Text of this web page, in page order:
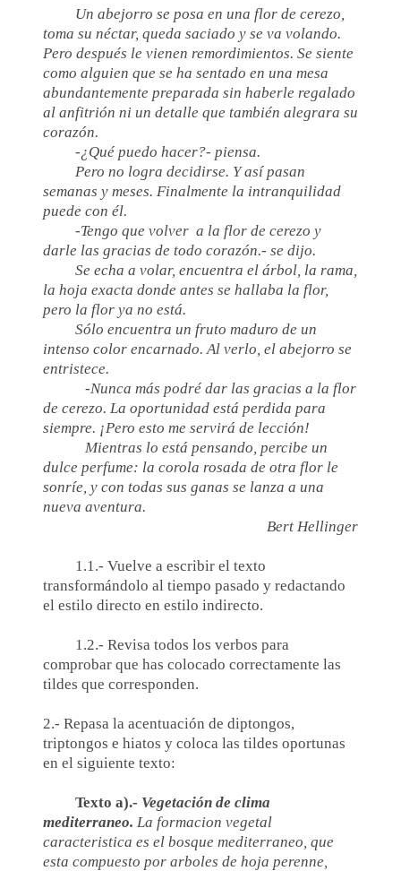
Un abejorro se posa en una flor de cerezo,
toma su néctar, queda saciado y se va volando.
Pero después le vienen remordimientos. Se siente
como alguien que se ha sentado en una mesa
abundantemente preparada sin haberle regalado
al anfitrión ni un detalle que también alegrara su
corazón.
-¿Qué puedo hacer?- piensa.
Pero no logra decidirse. Y así pasan
semanas y meses. Finalmente la intranquilidad
puede con él.
-Tengo que volver a la flor de cerezo y
darle las gracias de todo corazón.- se dijo.
Se echa a volar, encuentra el árbol, la rama,
la hoja exacta donde antes se hallaba la flor,
pero la flor ya no está.
Sólo encuentra un fruto maduro de un
intenso color encarnado. Al verlo, el abejorro se
entristece.
-Nunca más podré dar las gracias a la flor
de cerezo. La oportunidad está perdida para
siempre. ¡Pero esto me servirá de lección!
Mientras lo está pensando, percibe un
dulce perfume: la corola rosada de otra flor le
sonríe, y con todas sus ganas se lanza a una
nueva aventura.
Bert Hellinger
1.1.- Vuelve a escribir el texto
transformándolo al tiempo pasado y redactando
el estilo directo en estilo indirecto.
1.2.- Revisa todos los verbos para
comprobar que has colocado correctamente las
tildes que corresponden.
2.- Repasa la acentuación de diptongos,
triptongos e hiatos y coloca las tildes oportunas
en el siguiente texto:
Texto a).- Vegetación de clima
mediterraneo. La formacion vegetal
caracteristica es el bosque mediterraneo, que
esta compuesto por arboles de hoja perenne,